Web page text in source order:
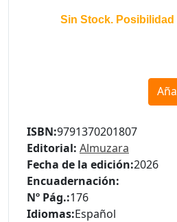
Sin Stock. Posibilidad
ISBN:9791370201807
Editorial: Almuzara
Fecha de la edición:2026
Encuadernación:
Nº Pág.:176
Idiomas:Español